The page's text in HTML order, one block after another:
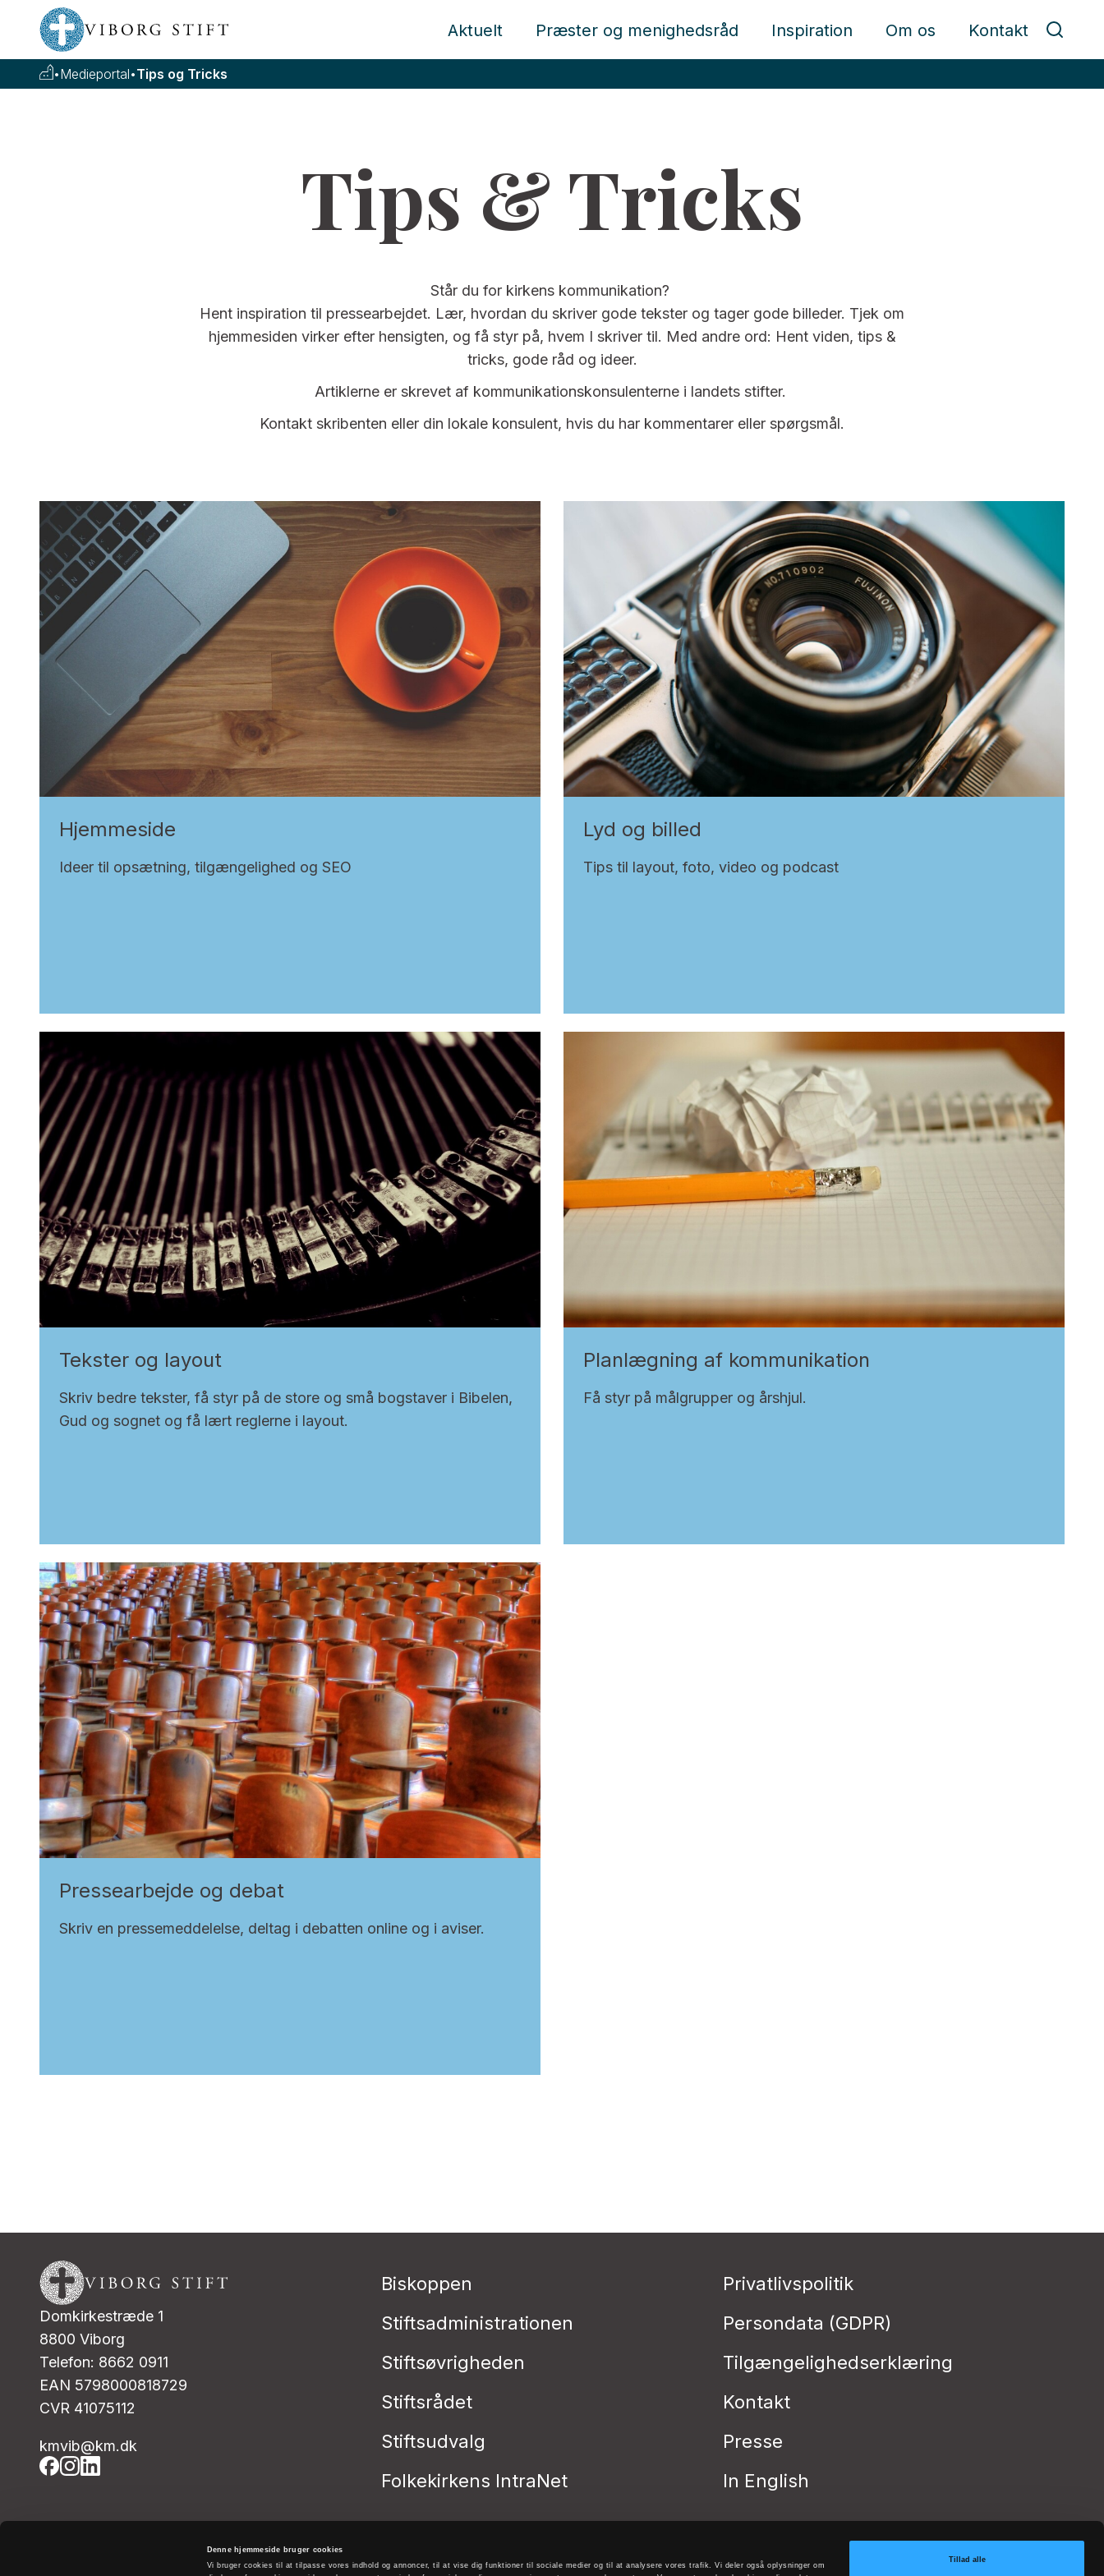
Denne hjemmeside bruger cookies
Vi bruger cookies til at tilpasse vores indhold og annoncer, til at vise dig funktioner til sociale medier og til at analysere vores trafik. Vi deler også oplysninger om
Tillad alle
Aktuelt Præster og menighedsråd Inspiration Om os Kontakt
•Medieportal•Tips og Tricks
Tips & Tricks
Står du for kirkens kommunikation?
Hent inspiration til pressearbejdet. Lær, hvordan du skriver gode tekster og tager gode billeder. Tjek om
hjemmesiden virker efter hensigten, og få styr på, hvem I skriver til. Med andre ord: Hent viden, tips &
tricks, gode råd og ideer.
Artiklerne er skrevet af kommunikationskonsulenterne i landets stifter.
Kontakt skribenten eller din lokale konsulent, hvis du har kommentarer eller spørgsmål.
Hjemmeside
Ideer til opsætning, tilgængelighed og SEO
Lyd og billed
Tips til layout, foto, video og podcast
Tekster og layout
Skriv bedre tekster, få styr på de store og små bogstaver i Bibelen,
Gud og sognet og få lært reglerne i layout.
Planlægning af kommunikation
Få styr på målgrupper og årshjul.
Pressearbejde og debat
Skriv en pressemeddelelse, deltag i debatten online og i aviser.
Domkirkestræde 1
8800 Viborg
Telefon: 8662 0911
EAN 5798000818729
CVR 41075112
kmvib@km.dk
Biskoppen
Stiftsadministrationen
Stiftsøvrigheden
Stiftsrådet
Stiftsudvalg
Folkekirkens IntraNet
Privatlivspolitik
Persondata (GDPR)
Tilgængelighedserklæring
Kontakt
Presse
In English